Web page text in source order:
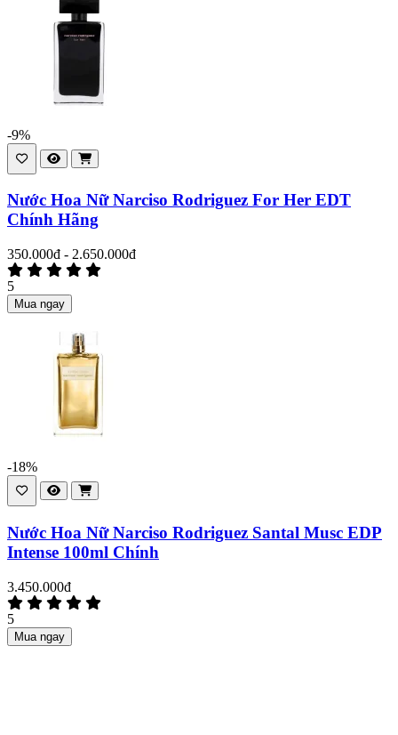
-9%
Nước Hoa Nữ Narciso Rodriguez For Her EDT
Chính Hãng
350.000đ - 2.650.000đ
5
Mua ngay
-18%
Nước Hoa Nữ Narciso Rodriguez Santal Musc EDP
Intense 100ml Chính
3.450.000đ
5
Mua ngay